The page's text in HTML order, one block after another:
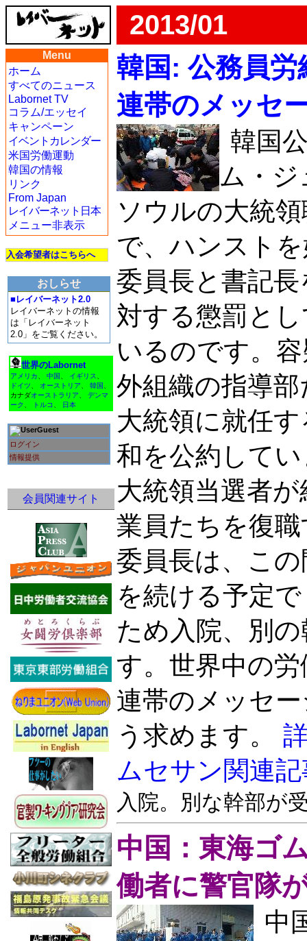
2013/01
Menu
ホーム
すべてのニュース
Labornet TV
コラム/エッセイ
キャンペーン
イベントカレンダー
米国労働運動
韓国の情報
リンク
From Japan
レイバーネット日本
メニュー非表示
入会希望者はこちらへ
おしらせ
■レイバーネット2.0
レイバーネットの情報
は「レイバーネット
2.0」をご覧ください。
世界のLabornet
アメリカ 中国 イギリス
ドイツ
オーストリア 韓国
カナダオーストラリア
デンマ
ーク
トルコ 日本
Guest
ログイン
情報提供
会員関連サイト
韓国: 公務員
連帯のメッセ
韓国
ム・ジ
ソウルの大統
で、ハンスト
委員長と書記
対する懲罰と
いるのです。
外組織の指導
大統領に就任
和を公約して
大統領当選者
業員たちを復
委員長は、こ
を続ける予定
ため入院、別
す。世界中の
連帯のメッセ
う求めます。
ムセサン関連
入院。別な幹部が
中国：東海ゴ
働者に警官隊
中